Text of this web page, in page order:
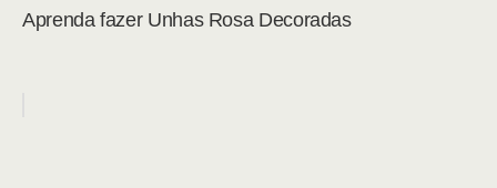
Aprenda fazer Unhas Rosa Decoradas